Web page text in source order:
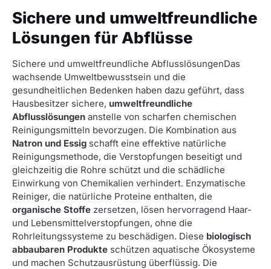
Sichere und umweltfreundliche
Lösungen für Abflüsse
Sichere und umweltfreundliche AbflusslösungenDas
wachsende Umweltbewusstsein und die
gesundheitlichen Bedenken haben dazu geführt, dass
Hausbesitzer sichere, umweltfreundliche
Abflusslösungen anstelle von scharfen chemischen
Reinigungsmitteln bevorzugen. Die Kombination aus
Natron und Essig schafft eine effektive natürliche
Reinigungsmethode, die Verstopfungen beseitigt und
gleichzeitig die Rohre schützt und die schädliche
Einwirkung von Chemikalien verhindert. Enzymatische
Reiniger, die natürliche Proteine enthalten, die
organische Stoffe zersetzen, lösen hervorragend Haar-
und Lebensmittelverstopfungen, ohne die
Rohrleitungssysteme zu beschädigen. Diese biologisch
abbaubaren Produkte schützen aquatische Ökosysteme
und machen Schutzausrüstung überflüssig. Die